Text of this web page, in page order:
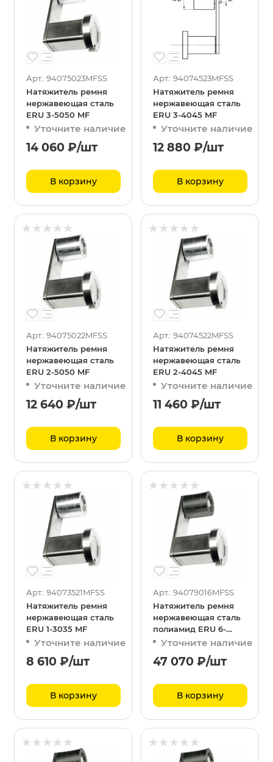
Арт.: 94075023MFSS
Натяжитель ремня
нержавеющая сталь
ERU 3-5050 MF
Уточните наличие
14 060 ₽/шт
В корзину
Арт.: 94074523MFSS
Натяжитель ремня
нержавеющая сталь
ERU 3-4045 MF
Уточните наличие
12 880 ₽/шт
В корзину
Арт.: 94075022MFSS
Натяжитель ремня
нержавеющая сталь
ERU 2-5050 MF
Уточните наличие
12 640 ₽/шт
В корзину
Арт.: 94074522MFSS
Натяжитель ремня
нержавеющая сталь
ERU 2-4045 MF
Уточните наличие
11 460 ₽/шт
В корзину
Арт.: 94073521MFSS
Натяжитель ремня
нержавеющая сталь
ERU 1-3035 MF
Уточните наличие
8 610 ₽/шт
В корзину
Арт.: 94079016MFSS
Натяжитель ремня
нержавеющая сталь
полиамид ERU 6-
90135 MF
Уточните наличие
47 070 ₽/шт
В корзину